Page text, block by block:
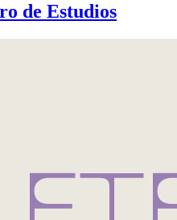
de Estudios